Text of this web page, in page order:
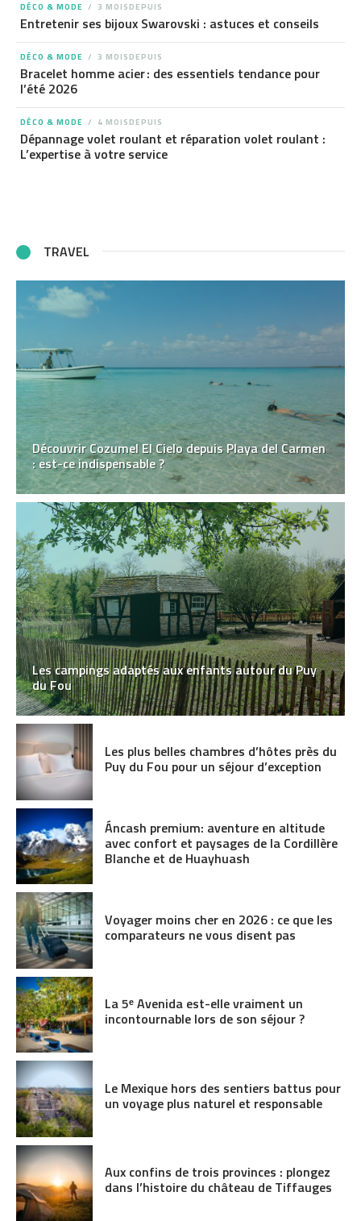
DÉCO & MODE 3 MOISDEPUIS
Entretenir ses bijoux Swarovski : astuces et conseils
DÉCO & MODE 3 MOISDEPUIS
Bracelet homme acier : des essentiels tendance pour
l’été 2026
DÉCO & MODE 4 MOISDEPUIS
Dépannage volet roulant et réparation volet roulant :
L’expertise à votre service
TRAVEL
Découvrir Cozumel El Cielo depuis Playa del Carmen
: est-ce indispensable ?
Les campings adaptés aux enfants autour du Puy
du Fou
Les plus belles chambres d’hôtes près du
Puy du Fou pour un séjour d’exception
Áncash premium: aventure en altitude
avec confort et paysages de la Cordillère
Blanche et de Huayhuash
Voyager moins cher en 2026 : ce que les
comparateurs ne vous disent pas
La 5ᵉ Avenida est-elle vraiment un
incontournable lors de son séjour ?
Le Mexique hors des sentiers battus pour
un voyage plus naturel et responsable
Aux confins de trois provinces : plongez
dans l’histoire du château de Tiffauges